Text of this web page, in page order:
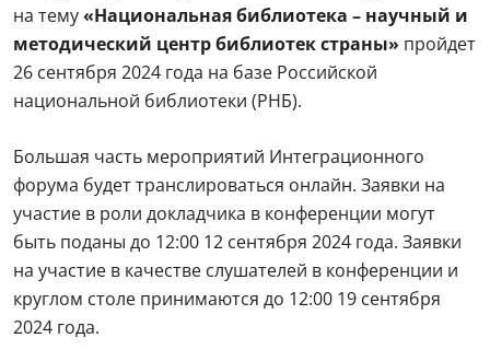
на тему«Национальная библиотека – научный и
методический центр библиотек страны» пройдет
26 сентября 2024 года на базе Российской
национальной библиотеки (РНБ).
Большая часть мероприятий Интеграционного
форума будет транслироваться онлайн. Заявки на
участие в роли докладчика в конференции могут
быть поданы до 12:00 12 сентября 2024 года. Заявки
на участие в качестве слушателей в конференции и
круглом столе принимаются до 12:00 19 сентября
2024 года.